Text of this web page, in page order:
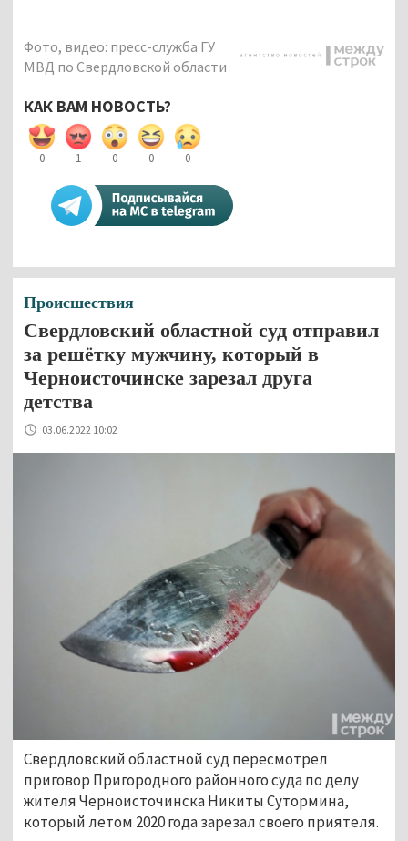
Фото, видео: пресс-служба ГУ
МВД по Свердловской области
КАК ВАМ НОВОСТЬ?
0 1 0 0 0
Происшествия
Свердловский областной суд отправил
за решётку мужчину, который в
Черноисточинске зарезал друга
детства
03.06.2022 10:02
Свердловский областной суд пересмотрел
приговор Пригородного районного суда по делу
жителя Черноисточинска Никиты Сутормина,
который летом 2020 года зарезал своего приятеля.